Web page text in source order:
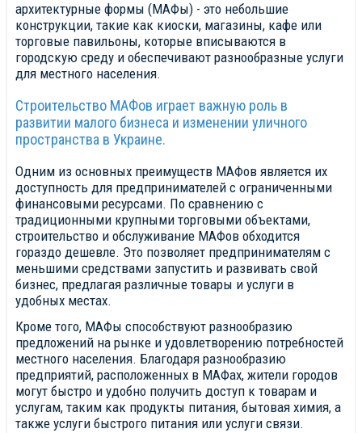
архитектурные формы (МАФы) - это небольшие
конструкции, такие как киоски, магазины, кафе или
торговые павильоны, которые вписываются в
городскую среду и обеспечивают разнообразные услуги
для местного населения.
Строительство МАФов играет важную роль в
развитии малого бизнеса и изменении уличного
пространства в Украине.
Одним из основных преимуществ МАФов является их
доступность для предпринимателей с ограниченными
финансовыми ресурсами. По сравнению с
традиционными крупными торговыми объектами,
строительство и обслуживание МАФов обходится
гораздо дешевле. Это позволяет предпринимателям с
меньшими средствами запустить и развивать свой
бизнес, предлагая различные товары и услуги в
удобных местах.
Кроме того, МАФы способствуют разнообразию
предложений на рынке и удовлетворению потребностей
местного населения. Благодаря разнообразию
предприятий, расположенных в МАФах, жители городов
могут быстро и удобно получить доступ к товарам и
услугам, таким как продукты питания, бытовая химия, а
также услуги быстрого питания или услуги связи.